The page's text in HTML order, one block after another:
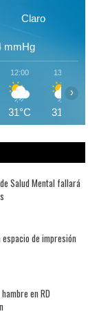
Claro
mmHg
12:00
31°C
13:00
31°C
›
Salud Mental fallará
de impresión
en RD